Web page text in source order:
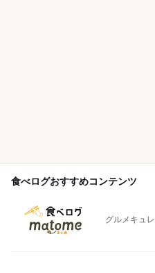
食べログおすすめコンテンツ
グルメキュ